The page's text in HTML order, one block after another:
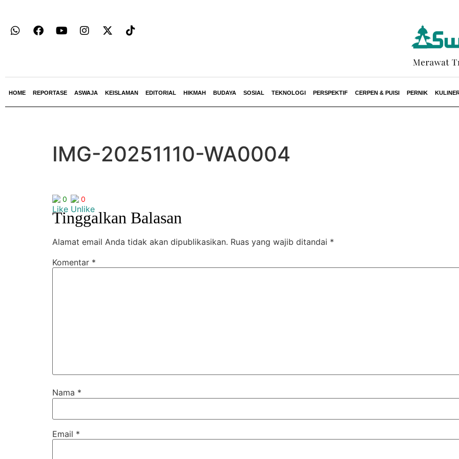
HOME REPORTASE ASWAJA KEISLAMAN EDITORIAL HIKMAH BUDAYA SOSIAL TEKNOLOGI PERSPEKTIF CERPEN & PUISI PERNIK
IMG-20251110-WA0004
0 0
Tinggalkan Balasan
Alamat email Anda tidak akan dipublikasikan. Ruas yang wajib ditandai *
Komentar *
Nama *
Email *